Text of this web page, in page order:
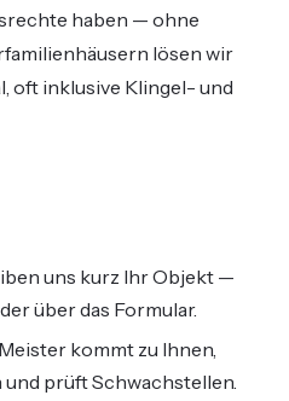
haben — ohne
lösen wir
oft inklusive Klingel- und
uns kurz Ihr Objekt —
über das Formular.
kommt zu Ihnen,
prüft Schwachstellen.